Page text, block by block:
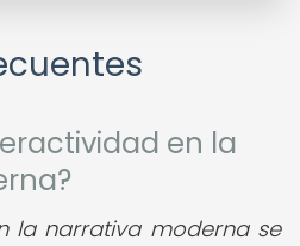
en la
la narrativa moderna se